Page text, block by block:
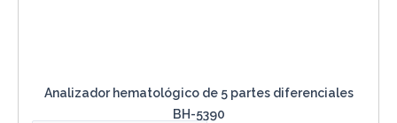
Analizador hematológico de 5 partes diferenciales
BH-5390